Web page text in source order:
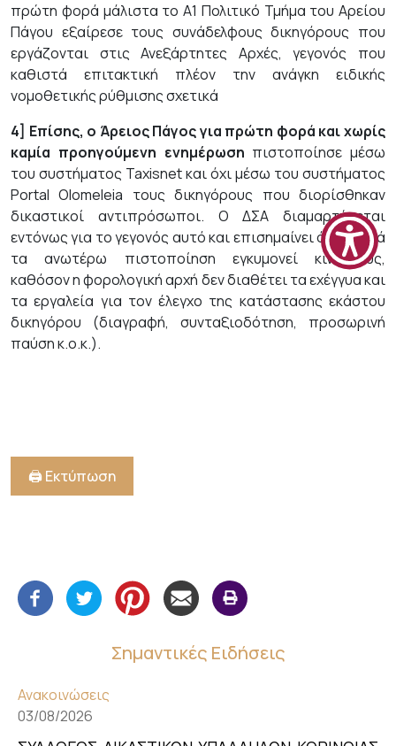
Σημαντικές Ειδήσεις
Ανακοινώσεις
03/08/2026
πρώτη φορά μάλιστα το Α1 Πολιτικό Τμήμα του Αρείου
Πάγου εξαίρεσε τους συνάδελφους δικηγόρους που
εργάζονται στις Ανεξάρτητες Αρχές, γεγονός που
καθιστά επιτακτική πλέον την ανάγκη ειδικής
νομοθετικής ρύθμισης σχετικά
4] Επίσης, ο Άρειος Πάγος για πρώτη φορά και χωρίς
καμία προηγούμενη ενημέρωση πιστοποίησε μέσω
του συστήματος Taxisnet και όχι μέσω του συστήματος
Portal Olomeleia τους δικηγόρους που διορίσθηκαν
δικαστικοί αντιπρόσωποι. Ο ΔΣΑ διαμαρτύρεται
εντόνως για το γεγονός αυτό και επισημαίνει ότι η κατά
τα ανωτέρω πιστοποίηση εγκυμονεί κινδύνους,
καθόσον η φορολογική αρχή δεν διαθέτει τα εχέγγυα και
τα εργαλεία για τον έλεγχο της κατάστασης εκάστου
δικηγόρου (διαγραφή, συνταξιοδότηση, προσωρινή
παύση κ.ο.κ.).
🖨️ Εκτύπωση